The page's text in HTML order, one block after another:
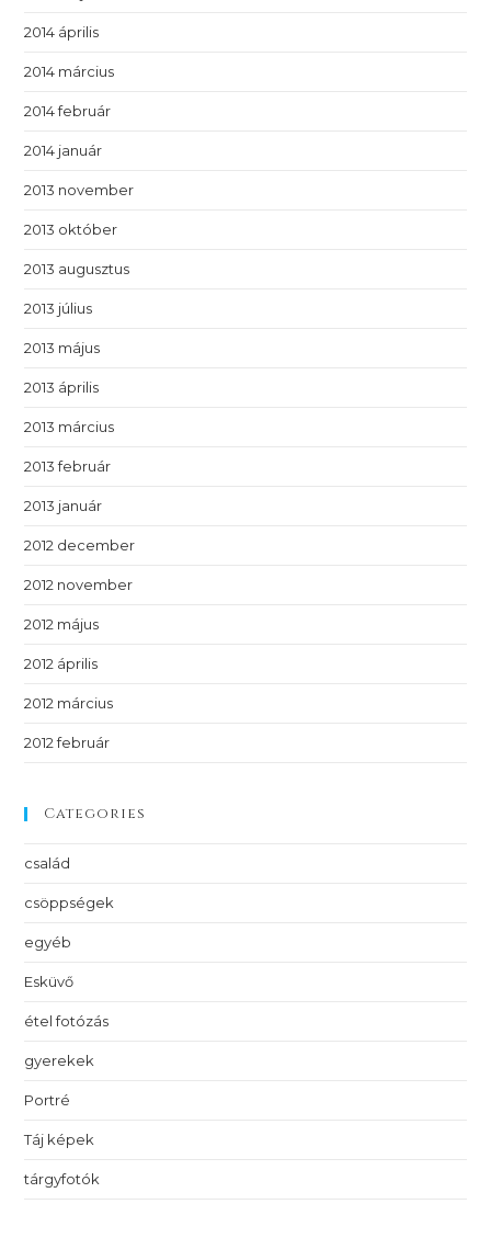
2014 április
2014 március
2014 február
2014 január
2013 november
2013 október
2013 augusztus
2013 július
2013 május
2013 április
2013 március
2013 február
2013 január
2012 december
2012 november
2012 május
2012 április
2012 március
2012 február
Categories
család
csöppségek
egyéb
Esküvő
étel fotózás
gyerekek
Portré
Táj képek
tárgyfotók